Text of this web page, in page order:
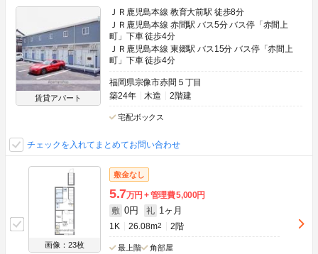
賃貸アパート
ＪＲ鹿児島本線 教育大前駅 徒歩8分
ＪＲ鹿児島本線 赤間駅 バス5分 バス停「赤間上
町」下車 徒歩4分
ＪＲ鹿児島本線 東郷駅 バス15分 バス停「赤間上
町」下車 徒歩4分
福岡県宗像市赤間５丁目
築24年
木造 2階建
宅配ボックス
チェックを入れてまとめてお問い合わせ
画像：23枚
敷金なし
5.7万円 管理費5,000円
敷 0円 礼 1ヶ月
1K 26.08m2 2階
最上階 角部屋